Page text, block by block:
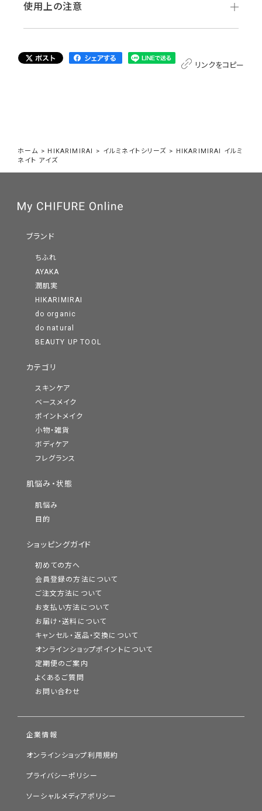
使用上の注意
リンクをコピー
ホーム > HIKARIMIRAI > イルミネイトシリーズ > HIKARIMIRAI イルミ
ネイト アイズ
ブランド
ちふれ
AYAKA
潤肌実
HIKARIMIRAI
do organic
do natural
BEAUTY UP TOOL
カテゴリ
スキンケア
ベースメイク
ポイントメイク
小物・雑貨
ボディケア
フレグランス
肌悩み・状態
肌悩み
目的
ショッピングガイド
初めての方へ
会員登録の方法について
ご注文方法について
お支払い方法について
お届け・送料について
キャンセル・返品・交換について
オンラインショップポイントについて
定期便のご案内
よくあるご質問
お問い合わせ
企業情報
オンラインショップ利用規約
プライバシーポリシー
ソーシャルメディアポリシー